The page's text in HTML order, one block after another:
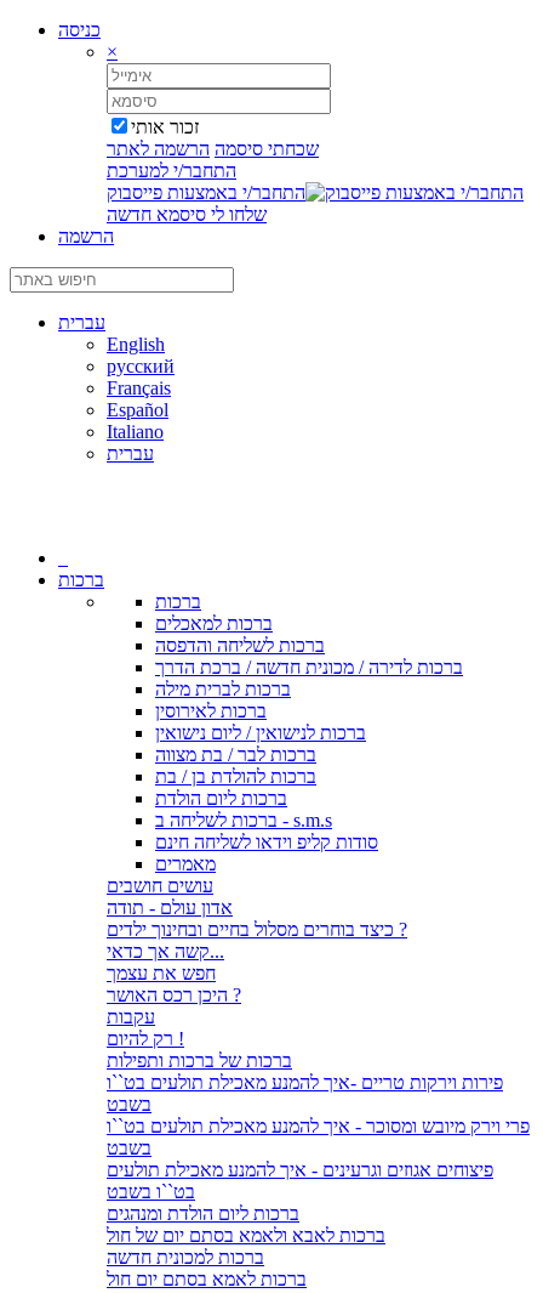
כניסה
×
זכור אותי
שכחתי סיסמה הרשמה לאתר
התחבר/י למערכת
התחבר/י באמצעות פייסבוק
שלחו לי סיסמא חדשה
הרשמה
עברית
English
русский
Français
Español
Italiano
עברית
ברכות
ברכות
ברכות למאכלים
ברכות לשליחה והדפסה
ברכות לדירה / מכונית חדשה / ברכת הדרך
ברכות לברית מילה
ברכות לאירוסין
ברכות לנישואין / ליום נישואין
ברכות לבר / בת מצווה
ברכות להולדת בן / בת
ברכות ליום הולדת
ברכות לשליחה ב - s.m.s
סודות קליפ וידאו לשליחה חינם
מאמרים
עושים חושבים
אדון עולם - תודה
כיצד בוחרים מסלול בחיים ובחינוך ילדים ?
קשה אך כדאי...
חפש את עצמך
היכן רכס האושר ?
עקבות
רק להיום !
ברכות של ברכות ותפילות
פירות וירקות טריים -איך להמנע מאכילת תולעים בט``ו
בשבט
פרי וירק מיובש ומסוכר - איך להמנע מאכילת תולעים בט``ו
בשבט
פיצוחים אגוזים וגרעינים - איך להמנע מאכילת תולעים
בט``ו בשבט
ברכות ליום הולדת ומנהגים
ברכות לאבא ולאמא בסתם יום של חול
ברכות למכונית חדשה
ברכות לאמא בסתם יום חול